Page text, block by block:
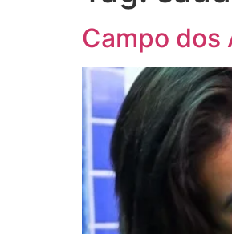
Campo dos